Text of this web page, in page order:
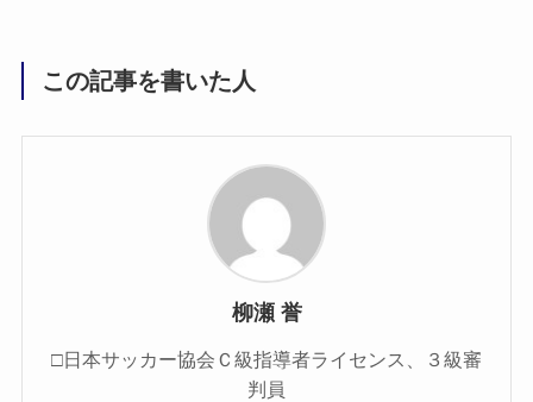
この記事を書いた人
柳瀬 誉
□日本サッカー協会Ｃ級指導者ライセンス、３級審
判員